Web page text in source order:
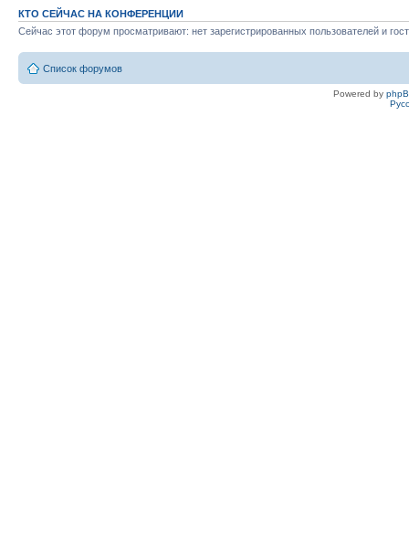
КТО СЕЙЧАС НА КОНФЕРЕНЦИИ
Сейчас этот форум просматривают: нет зарегистрированных пользователей и
Список форумов
Powered by